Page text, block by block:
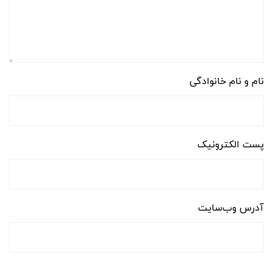
نام و نام خانوادگی
پست الکترونیک
آدرس وب‌سایت